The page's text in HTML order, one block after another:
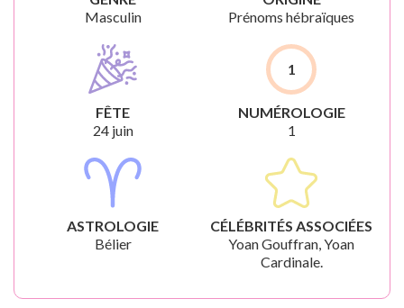
Masculin
Prénoms hébraïques
FÊTE
24 juin
1
NUMÉROLOGIE
1
ASTROLOGIE
Bélier
CÉLÉBRITÉS ASSOCIÉES
Yoan Gouffran, Yoan
Cardinale.